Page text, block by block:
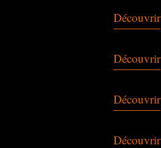
Découvrir
Découvrir
Découvrir
Découvrir